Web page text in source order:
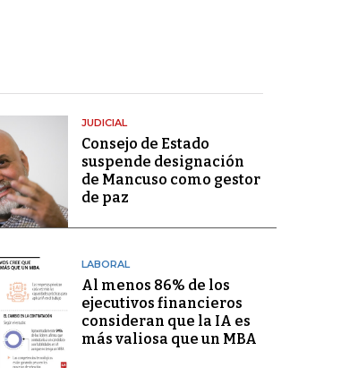
JUDICIAL
Consejo de Estado
suspende designación
de Mancuso como gestor
de paz
LABORAL
Al menos 86% de los
ejecutivos financieros
consideran que la IA es
más valiosa que un MBA